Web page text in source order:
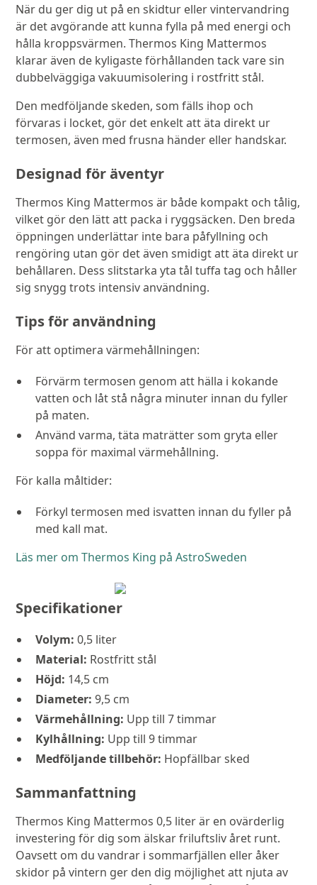
När du ger dig ut på en skidtur eller vintervandring
är det avgörande att kunna fylla på med energi och
hålla kroppsvärmen. Thermos King Mattermos
klarar även de kyligaste förhållanden tack vare sin
dubbelväggiga vakuumisolering i rostfritt stål.
Den medföljande skeden, som fälls ihop och
förvaras i locket, gör det enkelt att äta direkt ur
termosen, även med frusna händer eller handskar.
Designad för äventyr
Thermos King Mattermos är både kompakt och tålig,
vilket gör den lätt att packa i ryggsäcken. Den breda
öppningen underlättar inte bara påfyllning och
rengöring utan gör det även smidigt att äta direkt ur
behållaren. Dess slitstarka yta tål tuffa tag och håller
sig snygg trots intensiv användning.
Tips för användning
För att optimera värmehållningen:
Förvärm termosen genom att hälla i kokande
vatten och låt stå några minuter innan du fyller
på maten.
Använd varma, täta maträtter som gryta eller
soppa för maximal värmehållning.
För kalla måltider:
Förkyl termosen med isvatten innan du fyller på
med kall mat.
Läs mer om Thermos King på AstroSweden
Specifikationer
Volym: 0,5 liter
Material: Rostfritt stål
Höjd: 14,5 cm
Diameter: 9,5 cm
Värmehållning: Upp till 7 timmar
Kylhållning: Upp till 9 timmar
Medföljande tillbehör: Hopfällbar sked
Sammanfattning
Thermos King Mattermos 0,5 liter är en ovärderlig
investering för dig som älskar friluftsliv året runt.
Oavsett om du vandrar i sommarfjällen eller åker
skidor på vintern ger den dig möjlighet att njuta av